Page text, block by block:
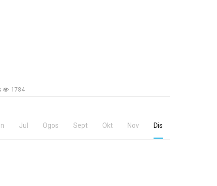
1784
Jul Ogos Sept Okt Nov Dis